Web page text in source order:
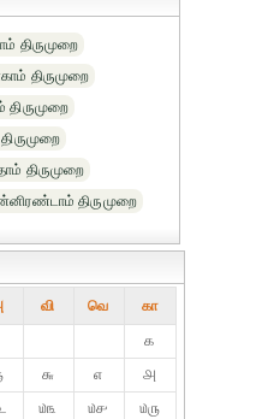
திருமுறை
திருமுறை
திருமுறை
திருமுறை
திருமுறை
வி வெ கா
௧
௬ ௭
௮
௰௩ ௰௪
௰௫